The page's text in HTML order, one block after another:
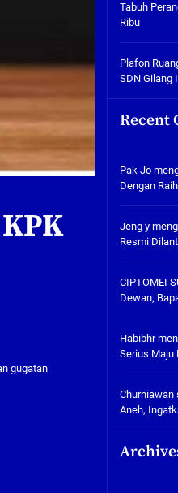
gugatan
Tabuh
Ribu
Plafon
SDN Gilang
Recent
Pak Jo
Dengan
Jeng y
Resmi
CIPTOMEI
Dewan,
Habibhr
Serius Maju
Churniawan
Aneh,